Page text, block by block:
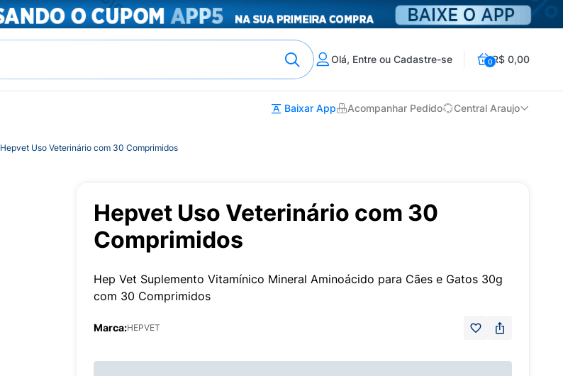
Olá, Entre ou Cadastre-se 0R$ 0,00
Baixar App Acompanhar Pedido Central Araujo
Hepvet Uso Veterinário com 30 Comprimidos
Hepvet Uso Veterinário com 30
Comprimidos
Hep Vet Suplemento Vitamínico Mineral Aminoácido para Cães e Gatos 30g
com 30 Comprimidos
Marca:HEPVET